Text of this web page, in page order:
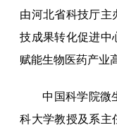
由河北省科技厅主
技成果转化促进中
赋能生物医药产业
中国科学院微
科大学教授及系主